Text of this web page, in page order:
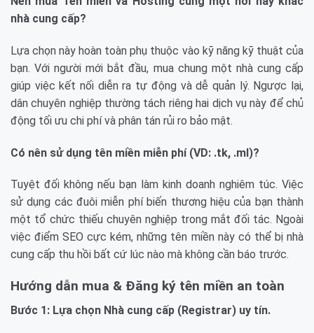
nhà cung cấp?
Lựa chọn này hoàn toàn phụ thuộc vào kỹ năng kỹ thuật của
bạn. Với người mới bắt đầu, mua chung một nhà cung cấp
giúp việc kết nối diễn ra tự động và dễ quản lý. Ngược lại,
dân chuyên nghiệp thường tách riêng hai dịch vụ này để chủ
động tối ưu chi phí và phân tán rủi ro bảo mật.
Có nên sử dụng tên miền miễn phí (VD: .tk, .ml)?
Tuyệt đối không nếu bạn làm kinh doanh nghiêm túc. Việc
sử dụng các đuôi miễn phí biến thương hiệu của bạn thành
một tổ chức thiếu chuyên nghiệp trong mắt đối tác. Ngoài
việc điểm SEO cực kém, những tên miền này có thể bị nhà
cung cấp thu hồi bất cứ lúc nào mà không cần báo trước.
Hướng dẫn mua & Đăng ký tên miền an toàn
Bước 1: Lựa chọn Nhà cung cấp (Registrar) uy tín.